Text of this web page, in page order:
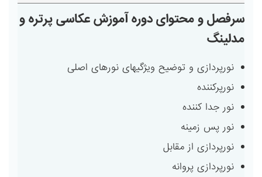
سرفصل و محتوای دوره آموزش عکاسی پرتره و
مدلینگ
نورپردازی و توضیح ویژگیهای نورهای اصلی
نورپرکننده
نور جدا کننده
نور پس زمینه
نورپردازی از مقابل
نورپردازی پروانه